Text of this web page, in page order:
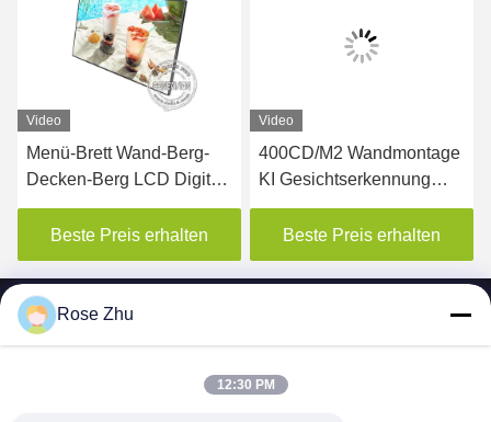
Video
Menü-Brett Wand-Berg-
Decken-Berg LCD Digital
für Restaurant
Beste Preis erhalten
Video
400CD/M2 Wandmontage
KI Gesichtserkennung
LCD Werbeanzeige
Aufzug Digital Signage
Display
Beste Preis erhalten
Rose Zhu
12:30 PM